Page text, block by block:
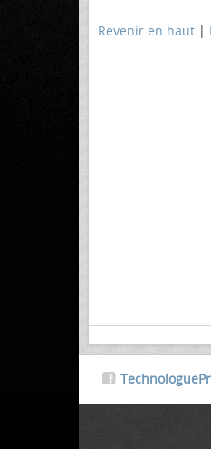
Revenir en haut |